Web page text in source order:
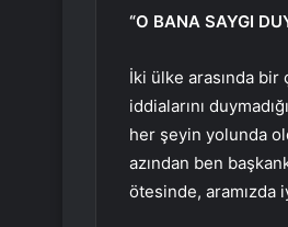
“O BANA SAYGI
İki ülke arasında
iddialarını
her şeyin yolunda
azından ben
ötesinde, aramızda